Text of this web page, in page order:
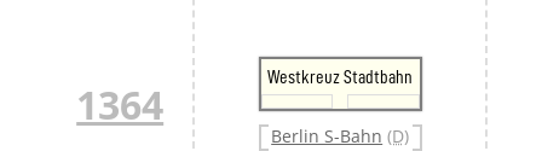
1364
Westkreuz Stadtbahn
Berlin S-Bahn (D)